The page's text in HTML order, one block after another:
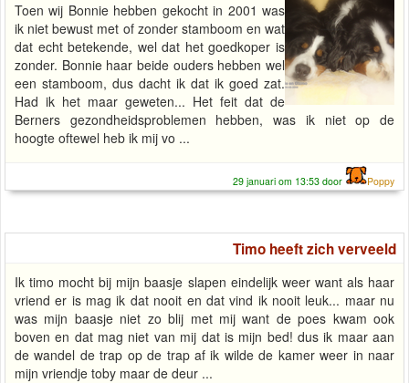
Toen wij Bonnie hebben gekocht in 2001 was
ik niet bewust met of zonder stamboom en wat
dat echt betekende, wel dat het goedkoper is
zonder. Bonnie haar beide ouders hebben wel
een stamboom, dus dacht ik dat ik goed zat.
Had ik het maar geweten... Het feit dat de
Berners gezondheidsproblemen hebben, was ik niet op de
hoogte oftewel heb ik mij vo ...
29 januari om 13:53 door Poppy
Timo heeft zich verveeld
Ik timo mocht bij mijn baasje slapen eindelijk weer want als haar
vriend er is mag ik dat nooit en dat vind ik nooit leuk... maar nu
was mijn baasje niet zo blij met mij want de poes kwam ook
boven en dat mag niet van mij dat is mijn bed! dus ik maar aan
de wandel de trap op de trap af ik wilde de kamer weer in naar
mijn vriendje toby maar de deur ...